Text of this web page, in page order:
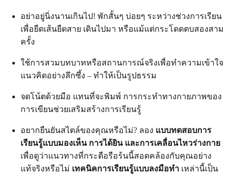
อย่าอยู่นิ่งนานเกินไป! พักสั้นๆ บ่อยๆ ระหว่างช่วงการเรียน
เพื่อยืดเส้นยืดสาย เดินไปมา หรือแม้แต่กระโดดตบสองสาม
ครั้ง
ใช้การสวมบทบาทหรือสถานการณ์จริงเพื่อทำความเข้าใจ
แนวคิดอย่างลึกซึ้ง – ทำให้เป็นรูปธรรม
จดโน้ตด้วยมือ แทนที่จะพิมพ์ การกระทำทางกายภาพของ
การเขียนช่วยเสริมสร้างการเรียนรู้
อยากยืนยันสไตล์ของคุณหรือไม่? ลอง แบบทดสอบการ
เรียนรู้แบบมองเห็น การได้ยิน และการเคลื่อนไหวร่างกาย
เพื่อดูว่าแนวทางที่กระตือรือร้นนี้สอดคล้องกับคุณอย่าง
แท้จริงหรือไม่ เทคนิคการเรียนรู้แบบลงมือทำ เหล่านี้เป็น